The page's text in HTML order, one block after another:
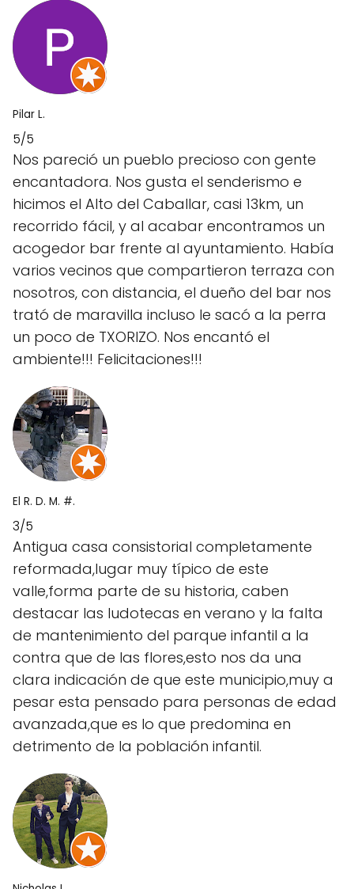
Pilar L.
5/5
Nos pareció un pueblo precioso con gente
encantadora. Nos gusta el senderismo e
hicimos el Alto del Caballar, casi 13km, un
recorrido fácil, y al acabar encontramos un
acogedor bar frente al ayuntamiento. Había
varios vecinos que compartieron terraza con
nosotros, con distancia, el dueño del bar nos
trató de maravilla incluso le sacó a la perra
un poco de TXORIZO. Nos encantó el
ambiente!!! Felicitaciones!!!
El R. D. M. #.
3/5
Antigua casa consistorial completamente
reformada,lugar muy típico de este
valle,forma parte de su historia, caben
destacar las ludotecas en verano y la falta
de mantenimiento del parque infantil a la
contra que de las flores,esto nos da una
clara indicación de que este municipio,muy a
pesar esta pensado para personas de edad
avanzada,que es lo que predomina en
detrimento de la población infantil.